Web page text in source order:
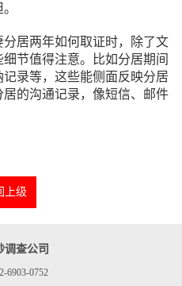
居两年如何取证时，除了文
节值得注意。比如分居期间
录等，这些能侧面反映分居
的沟通记录，像短信、邮件
上级
调查公司
6903-0752